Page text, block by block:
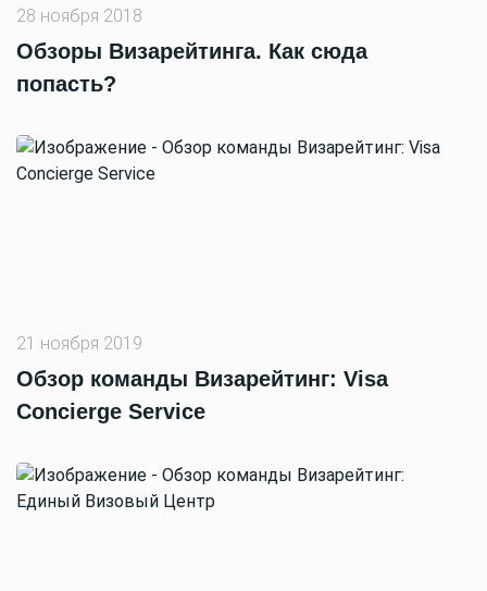
28 ноября 2018
Обзоры Визарейтинга. Как сюда
попасть?
21 ноября 2019
Обзор команды Визарейтинг: Visa
Concierge Service